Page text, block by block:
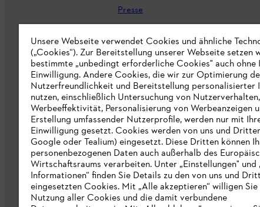
Presse
STIHL Markenshop
Nachhaltigkeit
STIHL Hinweisgebersystem
Informationen für Lieferunternehmen
Erklärung zur Barrierefreiheit
Produktpiraterie
Fakten zu STIHL
Unsere Webseite verwendet Cookies und ähnliche
(„Cookies“). Zur Bereitstellung unserer Webseite setzen
bestimmte „unbedingt erforderliche Cookies" auch ohne
Einwilligung. Andere Cookies, die wir zur Optimierung
Nutzerfreundlichkeit und Bereitstellung personalisierter
nutzen, einschließlich Untersuchung von Nutzerverhalten,
Werbeeffektivität, Personalisierung von Werbeanzeigen
Erstellung umfassender Nutzerprofile, werden nur mit
Einwilligung gesetzt. Cookies werden von uns und
Google oder Tealium) eingesetzt. Diese Dritten können
personenbezogenen Daten auch außerhalb des
Wirtschaftsraums verarbeiten. Unter „Einstellungen" und
Informationen“ finden Sie Details zu den von uns und
eingesetzten Cookies. Mit „Alle akzeptieren“ willigen
Nutzung aller Cookies und die damit verbundene